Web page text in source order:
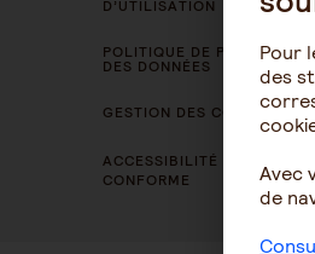
D’UTILISATION
POLITIQUE DE PROTECTION
DES DONNÉES
GESTION DES COOKIES
ACCESSIBILITÉ : NON
CONFORME
Pour
des
Avec
de